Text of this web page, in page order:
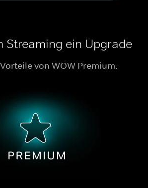
Streaming ein Upgrade
von WOW Premium.